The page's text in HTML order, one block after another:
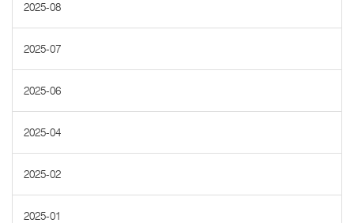
2025-08
2025-07
2025-06
2025-04
2025-02
2025-01